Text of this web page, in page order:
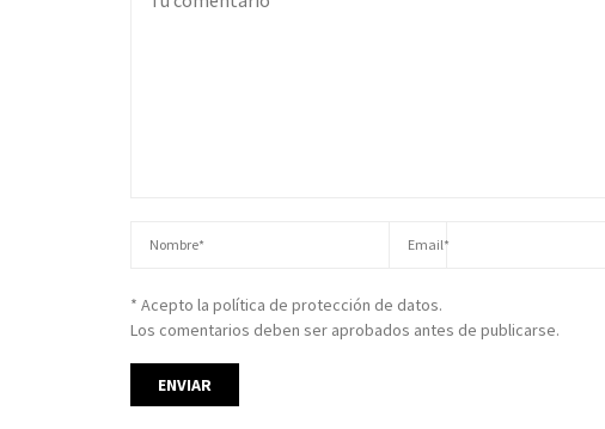
* Acepto la política de protección de datos.
Los comentarios deben ser aprobados antes de publicarse.